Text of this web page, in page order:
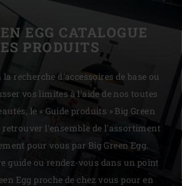
EGG CATALOGUE
PRODUITS
la recherche d'accessoires de base ou
vos limites à l'aide de nos toutes
le « Guide produits » Big Green
retrouver l'ensemble de l'assortiment
pour vous par Big Green Egg.
guide ou rendez-vous dans un point
Egg proche de chez vous pour en